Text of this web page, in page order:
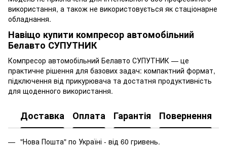
використання, а також не використовується як стаціонарне
обладнання.
Навіщо купити компресор автомобільний
Белавто СУПУТНИК
Компресор автомобільний Белавто СУПУТНИК — це
практичне рішення для базових задач: компактний формат,
підключення від прикурювача та достатня продуктивність
для щоденного використання.
Доставка Оплата Гарантія Повернення
"Нова Пошта" по Україні - від 60 гривень.